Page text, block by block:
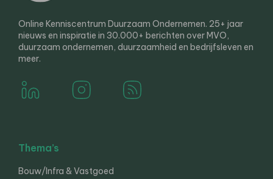
Online Kenniscentrum Duurzaam Ondernemen. 25+ jaar
nieuws en inspiratie in 30.000+ berichten over MVO,
duurzaam ondernemen, duurzaamheid en bedrijfsleven en
meer.
Thema’s
Bouw/Infra & Vastgoed